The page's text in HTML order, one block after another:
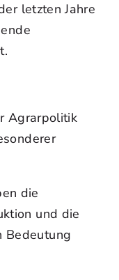
letzten Jahre
Agrarpolitik
die
und die
Bedeutung